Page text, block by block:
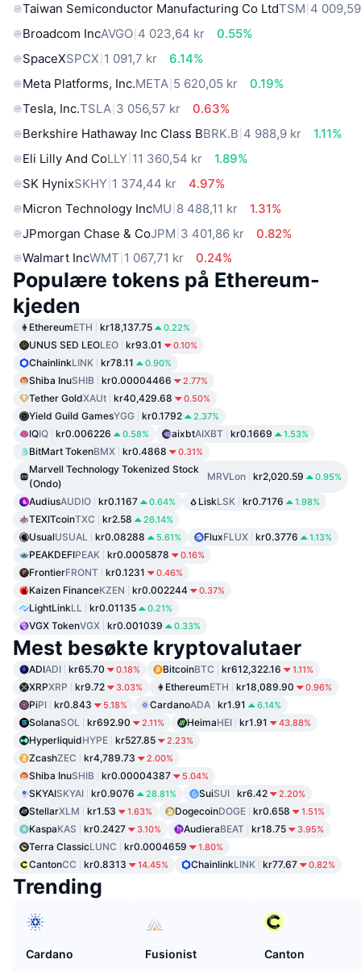
Taiwan Semiconductor Manufacturing Co LtdTSM 4
Broadcom IncAVGO 4 023,64 kr
0.55%
SpaceXSPCX 1 091,7 kr
6.14%
Meta Platforms, Inc.META 5 620,05 kr
0.19%
Tesla, Inc.TSLA 3 056,57 kr
0.63%
Berkshire Hathaway Inc Class BBRK.B 4 988,9 kr
1.11%
Eli Lilly And CoLLY 11 360,54 kr
1.89%
SK HynixSKHY 1 374,44 kr
4.97%
Micron Technology IncMU 8 488,11 kr
1.31%
JPmorgan Chase & CoJPM 3 401,86 kr
0.82%
Walmart IncWMT 1 067,71 kr 0.24%
Populære tokens på Ethereum-
kjeden
EthereumETH kr18,137.75 0.22%
UNUS SED LEOLEO kr93.01 0.10%
ChainlinkLINK kr78.11 0.90%
Shiba InuSHIB kr0.00004466 2.77%
Tether GoldXAUt kr40,429.68 0.50%
Yield Guild GamesYGG kr0.1792 2.37%
IQIQ kr0.006226 0.58% aixbtAIXBT kr0.1669 1.53%
BitMart TokenBMX kr0.4868 0.31%
Marvell Technology Tokenized Stock
(Ondo)
MRVLon kr2,020.59 0.95%
AudiusAUDIO kr0.1167 0.64% LiskLSK kr0.7176 1.98%
TEXITcoinTXC kr2.58 26.14%
UsualUSUAL kr0.08288 5.61% FluxFLUX kr0.3776 1.13%
PEAKDEFIPEAK kr0.0005878 0.16%
FrontierFRONT kr0.1231 0.46%
Kaizen FinanceKZEN kr0.002244 0.37%
LightLinkLL kr0.01135 0.21%
VGX TokenVGX kr0.001039 0.33%
Mest besøkte kryptovalutaer
ADIADI kr65.70 0.18% BitcoinBTC kr612,322.16 1.11%
XRPXRP kr9.72 3.03% EthereumETH kr18,089.90 0.96%
PiPI kr0.843 5.18% CardanoADA kr1.91 6.14%
SolanaSOL kr692.90 2.11% HeimaHEI kr1.91 43.88%
HyperliquidHYPE kr527.85 2.23%
ZcashZEC kr4,789.73 2.00%
Shiba InuSHIB kr0.00004387 5.04%
SKYAISKYAI kr0.9076 28.81% SuiSUI kr6.42 2.20%
StellarXLM kr1.53 1.63% DogecoinDOGE kr0.658 1.51%
KaspaKAS kr0.2427 3.10% AudieraBEAT kr18.75 3.95%
Terra ClassicLUNC kr0.0004659 1.80%
CantonCC kr0.8313 14.45% ChainlinkLINK kr77.67 0.82%
Trending
Cardano
Fusionist
Canton